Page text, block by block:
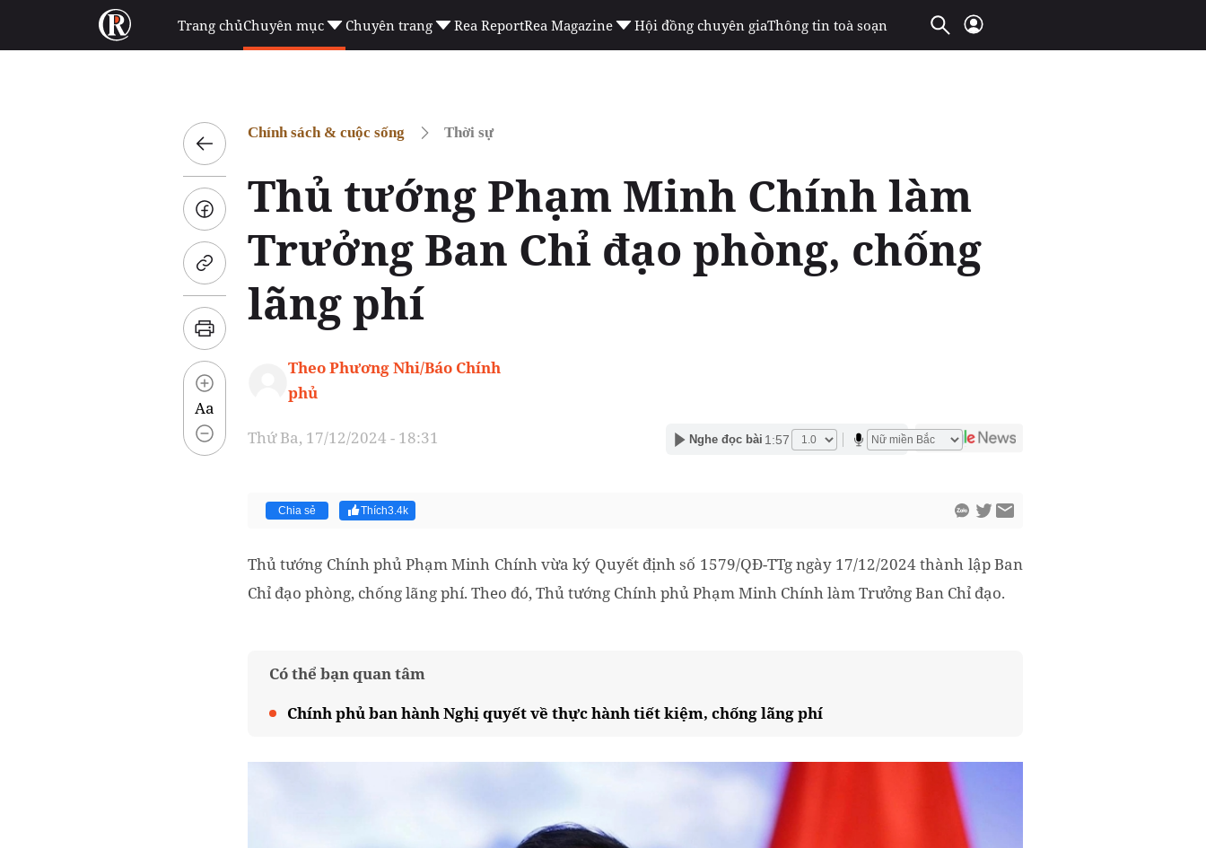
Trang chủChuyên mục Chuyên trang Rea ReportRea Magazine Hội đồng chuyên giaThông tin toà soạn
Aa
Chính sách & cuộc sống Thời sự
Thủ tướng Phạm Minh Chính làm
Trưởng Ban Chỉ đạo phòng, chống
lãng phí
Theo Phương Nhi/Báo Chính
phủ
Thứ Ba, 17/12/2024 - 18:31 Nghe đọc bài 1:57
Chia sẻ Thích3.4k
Thủ tướng Chính phủ Phạm Minh Chính vừa ký Quyết định số 1579/QĐ-TTg ngày 17/12/2024 thành lập Ban
Chỉ đạo phòng, chống lãng phí. Theo đó, Thủ tướng Chính phủ Phạm Minh Chính làm Trưởng Ban Chỉ đạo.
Có thể bạn quan tâm
Chính phủ ban hành Nghị quyết về thực hành tiết kiệm, chống lãng phí